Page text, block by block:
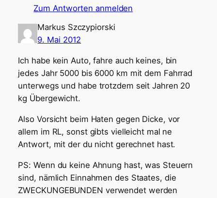
Zum Antworten anmelden
Markus Szczypiorski
9. Mai 2012
Ich habe kein Auto, fahre auch keines, bin
jedes Jahr 5000 bis 6000 km mit dem Fahrrad
unterwegs und habe trotzdem seit Jahren 20
kg Übergewicht.
Also Vorsicht beim Haten gegen Dicke, vor
allem im RL, sonst gibts vielleicht mal ne
Antwort, mit der du nicht gerechnet hast.
PS: Wenn du keine Ahnung hast, was Steuern
sind, nämlich Einnahmen des Staates, die
ZWECKUNGEBUNDEN verwendet werden